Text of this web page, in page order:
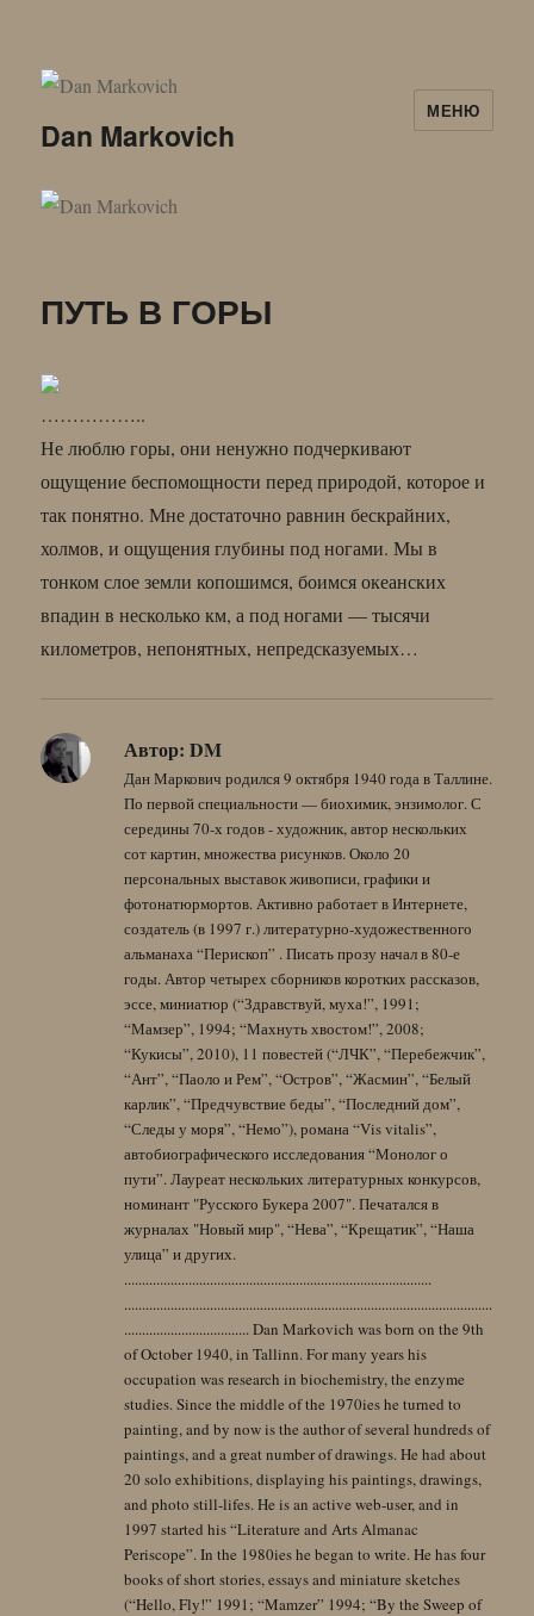
Dan Markovich
МЕНЮ
ПУТЬ В ГОРЫ
……………..
Не люблю горы, они ненужно подчеркивают
ощущение беспомощности перед природой, которое и
так понятно. Мне достаточно равнин бескрайних,
холмов, и ощущения глубины под ногами. Мы в
тонком слое земли копошимся, боимся океанских
впадин в несколько км, а под ногами — тысячи
километров, непонятных, непредсказуемых…
Автор: DM
Дан Маркович родился 9 октября 1940 года в Таллине.
По первой специальности — биохимик, энзимолог. С
середины 70-х годов - художник, автор нескольких
сот картин, множества рисунков. Около 20
персональных выставок живописи, графики и
фотонатюрмортов. Активно работает в Интернете,
создатель (в 1997 г.) литературно-художественного
альманаха “Перископ” . Писать прозу начал в 80-е
годы. Автор четырех сборников коротких рассказов,
эссе, миниатюр (“Здравствуй, муха!”, 1991;
“Мамзер”, 1994; “Махнуть хвостом!”, 2008;
“Кукисы”, 2010), 11 повестей (“ЛЧК”, “Перебежчик”,
“Ант”, “Паоло и Рем”, “Остров”, “Жасмин”, “Белый
карлик”, “Предчувствие беды”, “Последний дом”,
“Следы у моря”, “Немо”), романа “Vis vitalis”,
автобиографического исследования “Монолог о
пути”. Лауреат нескольких литературных конкурсов,
номинант "Русского Букера 2007". Печатался в
журналах "Новый мир", “Нева”, “Крещатик”, “Наша
улица” и других.
......................................................................................
.......................................................................................................
................................... Dan Markovich was born on the 9th
of October 1940, in Tallinn. For many years his
occupation was research in biochemistry, the enzyme
studies. Since the middle of the 1970ies he turned to
painting, and by now is the author of several hundreds of
paintings, and a great number of drawings. He had about
20 solo exhibitions, displaying his paintings, drawings,
and photo still-lifes. He is an active web-user, and in
1997 started his “Literature and Arts Almanac
Periscope”. In the 1980ies he began to write. He has four
books of short stories, essays and miniature sketches
(“Hello, Fly!” 1991; “Mamzer” 1994; “By the Sweep of